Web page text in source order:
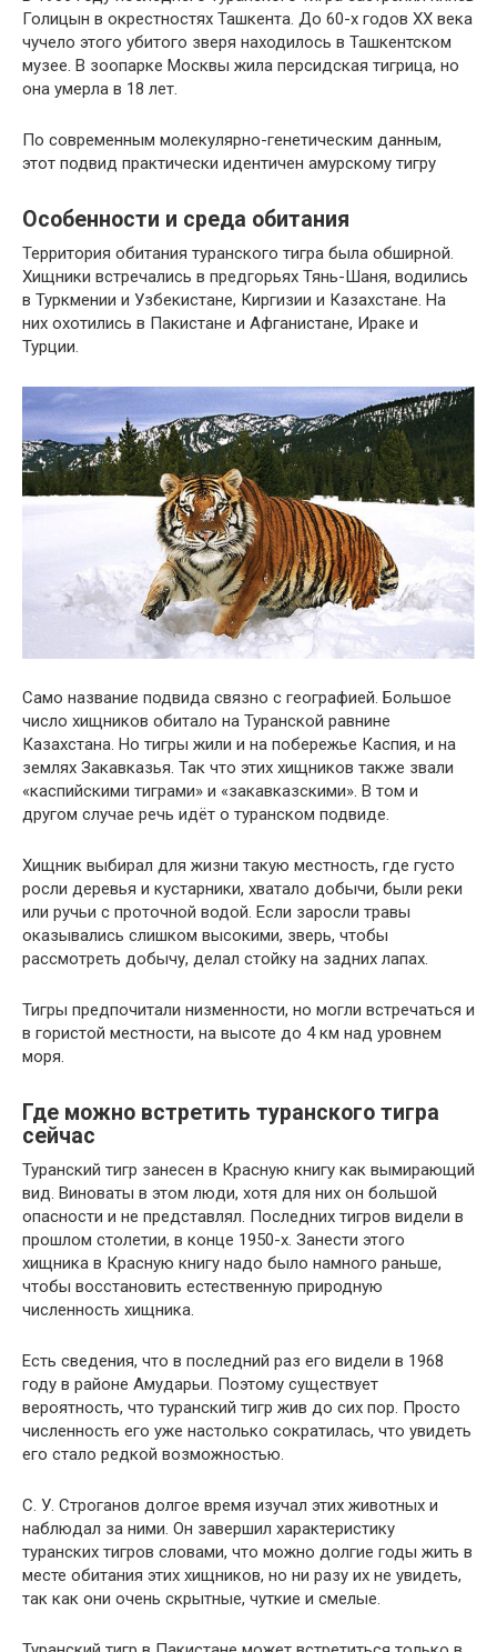
Голицын в окрестностях Ташкента. До 60-х годов XX века
чучело этого убитого зверя находилось в Ташкентском
музее. В зоопарке Москвы жила персидская тигрица, но
она умерла в 18 лет.
По современным молекулярно-генетическим данным,
этот подвид практически идентичен амурскому тигру
Особенности и среда обитания
Территория обитания туранского тигра была обширной.
Хищники встречались в предгорьях Тянь-Шаня, водились
в Туркмении и Узбекистане, Киргизии и Казахстане. На
них охотились в Пакистане и Афганистане, Ираке и
Турции.
Само название подвида связно с географией. Большое
число хищников обитало на Туранской равнине
Казахстана. Но тигры жили и на побережье Каспия, и на
землях Закавказья. Так что этих хищников также звали
«каспийскими тиграми» и «закавказскими». В том и
другом случае речь идёт о туранском подвиде.
Хищник выбирал для жизни такую местность, где густо
росли деревья и кустарники, хватало добычи, были реки
или ручьи с проточной водой. Если заросли травы
оказывались слишком высокими, зверь, чтобы
рассмотреть добычу, делал стойку на задних лапах.
Тигры предпочитали низменности, но могли встречаться и
в гористой местности, на высоте до 4 км над уровнем
моря.
Где можно встретить туранского тигра
сейчас
Туранский тигр занесен в Красную книгу как вымирающий
вид. Виноваты в этом люди, хотя для них он большой
опасности и не представлял. Последних тигров видели в
прошлом столетии, в конце 1950-х. Занести этого
хищника в Красную книгу надо было намного раньше,
чтобы восстановить естественную природную
численность хищника.
Есть сведения, что в последний раз его видели в 1968
году в районе Амударьи. Поэтому существует
вероятность, что туранский тигр жив до сих пор. Просто
численность его уже настолько сократилась, что увидеть
его стало редкой возможностью.
С. У. Строганов долгое время изучал этих животных и
наблюдал за ними. Он завершил характеристику
туранских тигров словами, что можно долгие годы жить в
месте обитания этих хищников, но ни разу их не увидеть,
так как они очень скрытные, чуткие и смелые.